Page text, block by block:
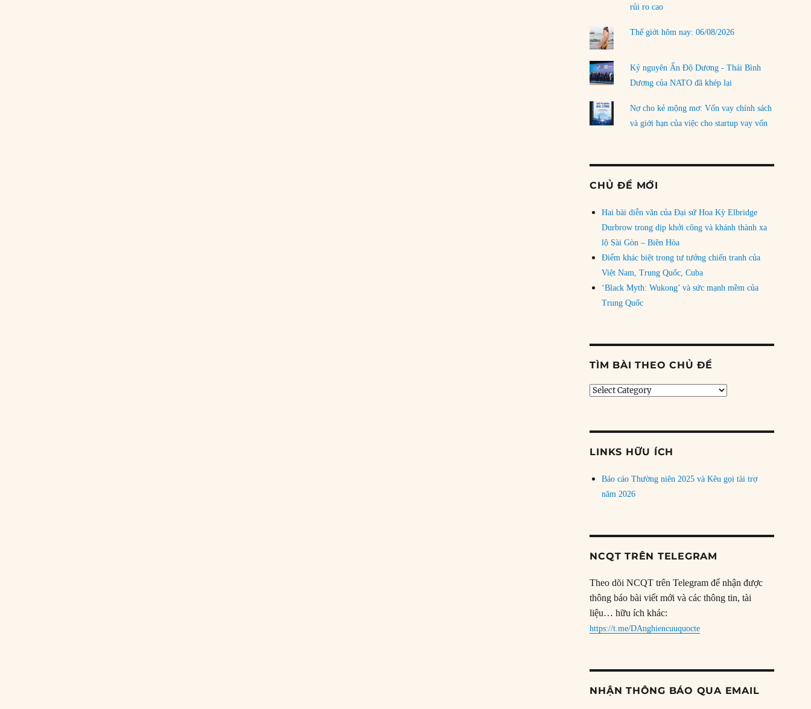
rủi ro cao
Thế giới hôm nay: 06/08/2026
Kỷ nguyên Ấn Độ Dương - Thái Bình
Dương của NATO đã khép lại
Nợ cho kẻ mộng mơ: Vốn vay chính sách
và giới hạn của việc cho startup vay vốn
CHỦ ĐỀ MỚI
Hai bài diễn văn của Đại sứ Hoa Kỳ Elbridge
Durbrow trong dịp khởi công và khánh thành xa
lộ Sài Gòn – Biên Hòa
Điểm khác biệt trong tư tưởng chiến tranh của
Việt Nam, Trung Quốc, Cuba
‘Black Myth: Wukong’ và sức mạnh mềm của
Trung Quốc
TÌM BÀI THEO CHỦ ĐỀ
Tìm
LINKS HỮU ÍCH
Báo cáo Thường niên 2025 và Kêu gọi tài trợ
năm 2026
NCQT TRÊN TELEGRAM
Theo dõi NCQT trên Telegram để nhận được
thông báo bài viết mới và các thông tin, tài
liệu… hữu ích khác:
https://t.me/DAnghiencuuquocte
NHẬN THÔNG BÁO QUA EMAIL